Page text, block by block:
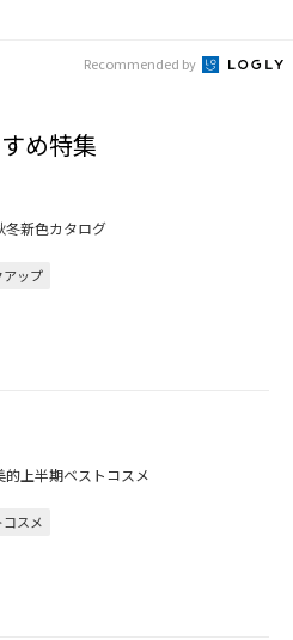
Recommended by
め特集
冬新色カタログ
アップ
的上半期ベストコスメ
スメ